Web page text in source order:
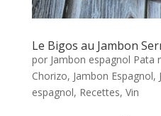
Le Bigos au Jambon
por Jambon espagnol Pata
Chorizo, Jambon Espagnol,
espagnol, Recettes, Vin